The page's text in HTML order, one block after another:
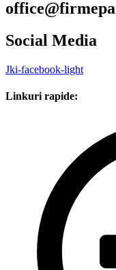
Social Media
Jki-facebook-light
Linkuri rapide: